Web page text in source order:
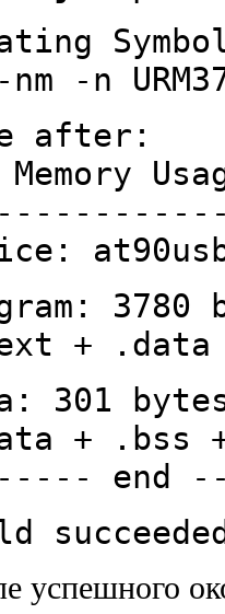
-n
after:
Memory
+ .data
301
+ .bss
end
успешного